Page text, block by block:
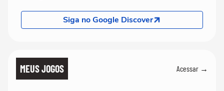
Siga no Google Discover
MEUS JOGOS Acessar →